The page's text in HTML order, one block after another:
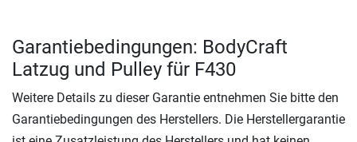
Garantiebedingungen: BodyCraft
Latzug und Pulley für F430
Weitere Details zu dieser Garantie entnehmen Sie bitte den
Garantiebedingungen des Herstellers. Die Herstellergarantie